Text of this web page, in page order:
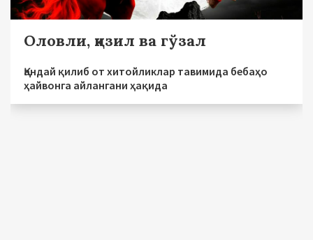
Оловли, қизил ва гўзал
Қандай қилиб от хитойликлар тавимида бебаҳо
ҳайвонга айлангани ҳақида